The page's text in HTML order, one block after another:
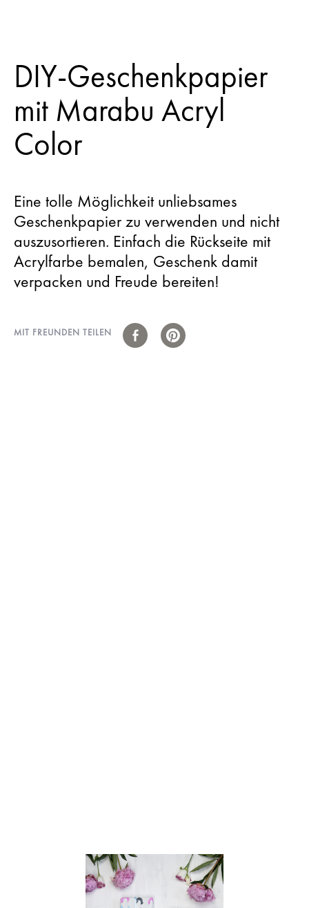
DIY-Geschenkpapier
mit Marabu Acryl
Color
Eine tolle Möglichkeit unliebsames
Geschenkpapier zu verwenden und nicht
auszusortieren. Einfach die Rückseite mit
Acrylfarbe bemalen, Geschenk damit
verpacken und Freude bereiten!
MIT FREUNDEN TEILEN